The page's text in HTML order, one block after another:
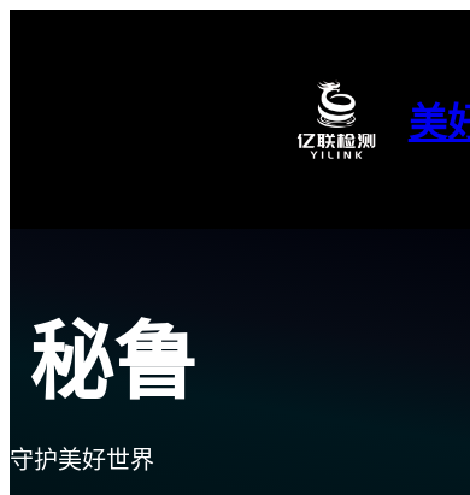
美
秘鲁
守护美好世界